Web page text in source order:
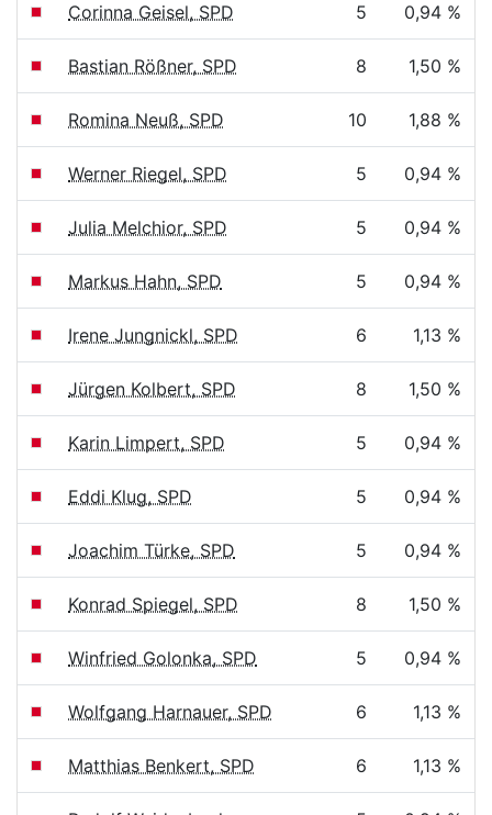
Corinna Geisel, SPD 5 0,94 %
Bastian Rößner, SPD 8 1,50 %
Romina Neuß, SPD 10 1,88 %
Werner Riegel, SPD 5 0,94 %
Julia Melchior, SPD 5 0,94 %
Markus Hahn, SPD 5 0,94 %
Irene Jungnickl, SPD 6 1,13 %
Jürgen Kolbert, SPD 8 1,50 %
Karin Limpert, SPD 5 0,94 %
Eddi Klug, SPD 5 0,94 %
Joachim Türke, SPD 5 0,94 %
Konrad Spiegel, SPD 8 1,50 %
Winfried Golonka, SPD 5 0,94 %
Wolfgang Harnauer, SPD 6 1,13 %
Matthias Benkert, SPD 6 1,13 %